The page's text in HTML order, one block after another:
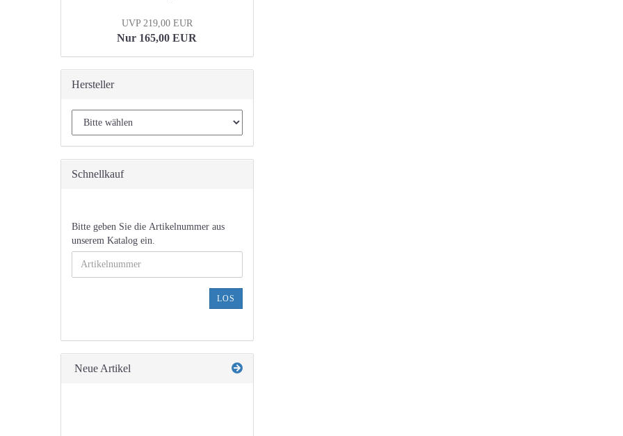
UVP 219,00 EUR
Nur 165,00 EUR
Hersteller
Schnellkauf
BITTE
GEBEN
SIE
DIE
ARTIKELNUMMER
Bitte geben Sie die Artikelnummer aus
unserem Katalog ein.
LOS
Neue Artikel